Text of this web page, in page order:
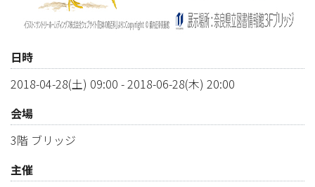
日時
2018-04-28(土) 09:00 -2018-06-28(木) 20:00
会場
3階 ブリッジ
主催